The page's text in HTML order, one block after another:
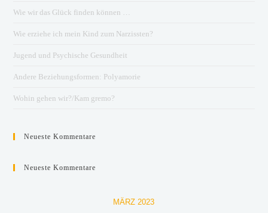
Wie wir das Glück finden können …
Wie erziehe ich mein Kind zum Narzissten?
Jugend und Psychische Gesundheit
Andere Beziehungsformen: Polyamorie
Wohin gehen wir?/Kam gremo?
Neueste Kommentare
Neueste Kommentare
MÄRZ 2023